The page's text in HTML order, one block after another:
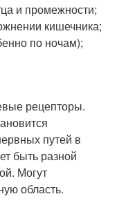
и промежности;
кишечника;
по ночам);
рецепторы.
путей в
быть разной
Могут
область.